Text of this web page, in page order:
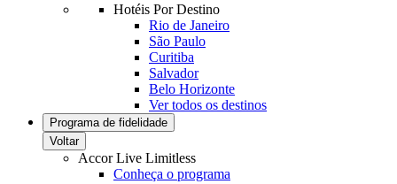
Hotéis Por Destino
Rio de Janeiro
São Paulo
Curitiba
Salvador
Belo Horizonte
Ver todos os destinos
Programa de fidelidade
Voltar
Accor Live Limitless
Conheça o programa